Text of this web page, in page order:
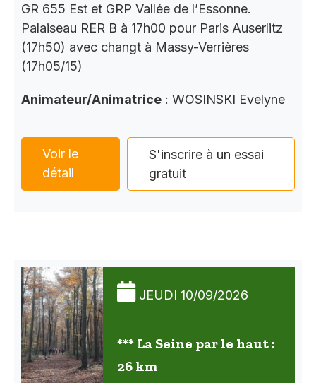
GR 655 Est et GRP Vallée de l’Essonne.
Palaiseau RER B à 17h00 pour Paris Auserlitz
(17h50) avec changt à Massy-Verrières
(17h05/15)
Animateur/Animatrice : WOSINSKI Evelyne
Voir le
détail
S'inscrire à un essai
gratuit
JEUDI 10/09/2026
*** La Seine par le haut :
26 km